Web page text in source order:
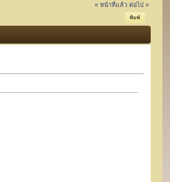
« หน้าที่แล้ว ต่อไป »
พิมพ์